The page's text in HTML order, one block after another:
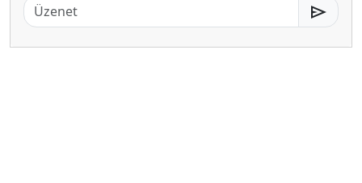
send